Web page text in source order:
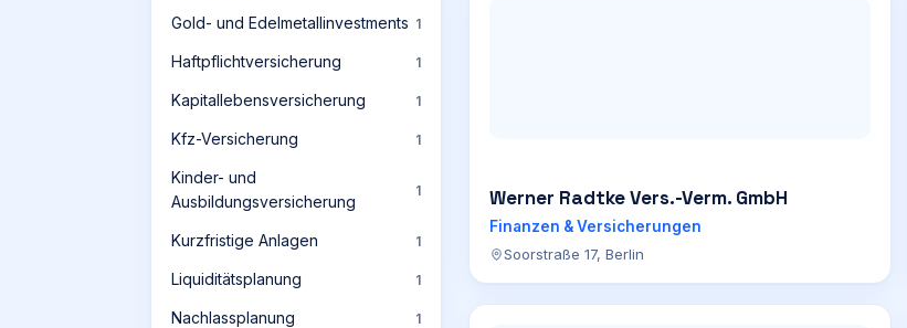
Gold- und Edelmetallinvestments 1
Haftpflichtversicherung 1
Kapitallebensversicherung 1
Kfz-Versicherung 1
Kinder- und
Ausbildungsversicherung
1
Kurzfristige Anlagen 1
Liquiditätsplanung 1
Nachlassplanung 1
Werner Radtke Vers.-Verm. GmbH
Finanzen & Versicherungen
Soorstraße 17, Berlin